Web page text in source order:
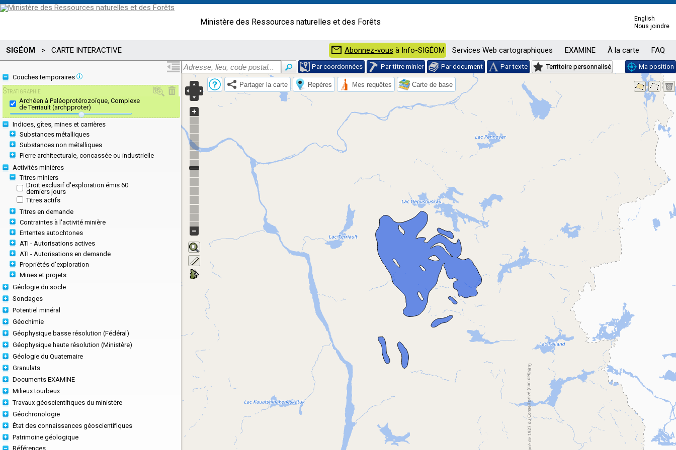
Ministère des Ressources naturelles et des Forêts
English
Nous joindre
SIGÉOM > CARTE INTERACTIVE mail Abonnez-vous à Info-SIGÉOM Services Web cartographiques EXAMINE À la carte FAQ
Par coordonnées Par titre minier Par document Par texte Territoire personnalisé
Ma position
Couches temporaires
Stratigraphie
Archéen à Paléoprotérozoïque, Complexe
de Terriault (archpproter)
Indices, gîtes, mines et carrières
Substances métalliques
Substances non métalliques
Pierre architecturale, concassée ou industrielle
Activités minières
Titres miniers
Droit exclusif d'exploration émis 60
derniers jours
Titres actifs
Titres en demande
Contraintes à l'activité minière
Ententes autochtones
ATI - Autorisations actives
ATI - Autorisations en demande
Propriétés d'exploration
Mines et projets
Géologie du socle
Sondages
Potentiel minéral
Géochimie
Géophysique basse résolution (Fédéral)
Géophysique haute résolution (Ministère)
Géologie du Quaternaire
Granulats
Documents EXAMINE
Milieux tourbeux
Travaux géoscientifiques du ministère
Géochronologie
État des connaissances géoscientifiques
Patrimoine géologique
Références
Partager la carte Repères Mes requêtes Carte de base